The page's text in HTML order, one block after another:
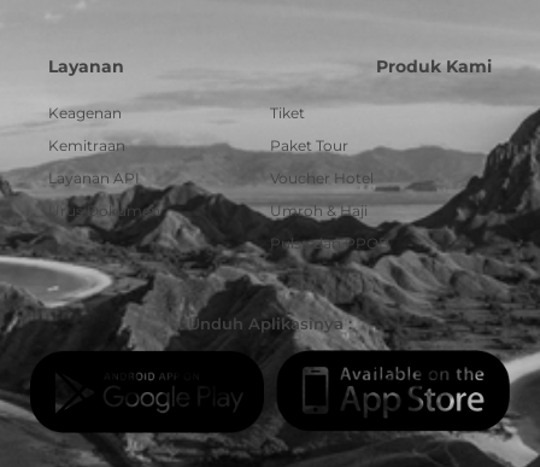
Layanan
Keagenan
Kemitraan
Layanan API
Urus Dokumen
Produk Kami
Tiket
Paket Tour
Voucher Hotel
Umroh & Haji
Pulsa dan PPOB
Unduh Aplikasinya :